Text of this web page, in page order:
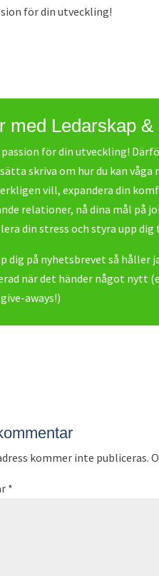
för din utveckling!
med Ledarskap &
passion för din utveckling!
skriva om hur du kan våga
vill, expandera din
relationer, nå dina mål på
din stress och styra upp dig
dig på nyhetsbrevet så håller
när det händer något nytt
aways!)
kommer inte publiceras.
*